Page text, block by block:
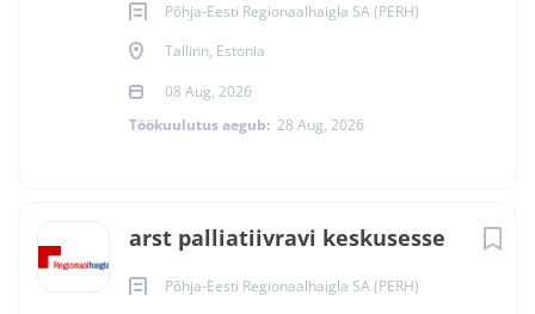
Põhja-Eesti Regionaalhaigla SA (PERH)
Tallinn, Estonia
08 Aug, 2026
Töökuulutus aegub: 28 Aug, 2026
arst palliatiivravi keskusesse
Põhja-Eesti Regionaalhaigla SA (PERH)